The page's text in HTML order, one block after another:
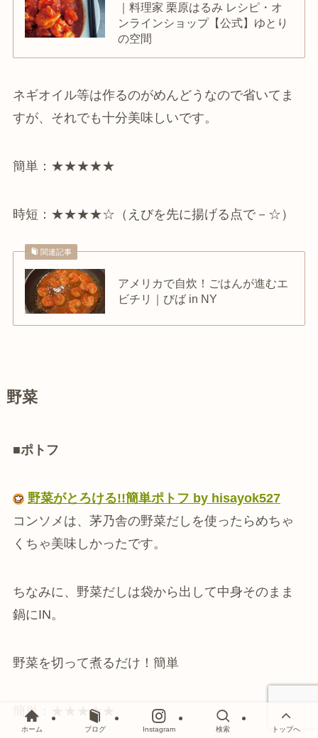
｜料理家 栗原はるみ レシピ・オ
ンラインショップ【公式】ゆとり
の空間
ネギオイル等は作るのがめんどうなので省いてま
すが、それでも十分美味しいです。
簡単：★★★★★
時短：★★★★☆（えびを先に揚げる点で－☆）
関連記事
アメリカで自炊！ごはんが進むエ
ビチリ｜びば in NY
野菜
■ポトフ
野菜がとろける!!簡単ポトフ by hisayok527
コンソメは、茅乃舎の野菜だしを使ったらめちゃ
くちゃ美味しかったです。
ちなみに、野菜だしは袋から出して中身そのまま
鍋にIN。
野菜を切って煮るだけ！簡単
簡単：★★★★★
ホーム ブログ Instagram 検索 トップへ